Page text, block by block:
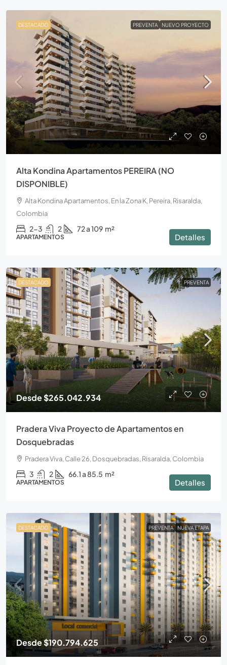
DESTACADO PREVENTA NUEVO PROYECTO
Alta Kondina Apartamentos PEREIRA (NO
DISPONIBLE)
Alta Kondina Apartamentos, En la Zona K, Pereira, Risaralda,
Colombia
2-3 2 72 a 109 m²
APARTAMENTOS Detalles
DESTACADO PREVENTA
Desde$265.042.934
Pradera Viva Proyecto de Apartamentos en
Dosquebradas
Pradera Viva, Calle 26, Dosquebradas, Risaralda, Colombia
3 2 66.1 a 85.5 m²
APARTAMENTOS Detalles
DESTACADO PREVENTA NUEVA ETAPA
Desde$190.794.625